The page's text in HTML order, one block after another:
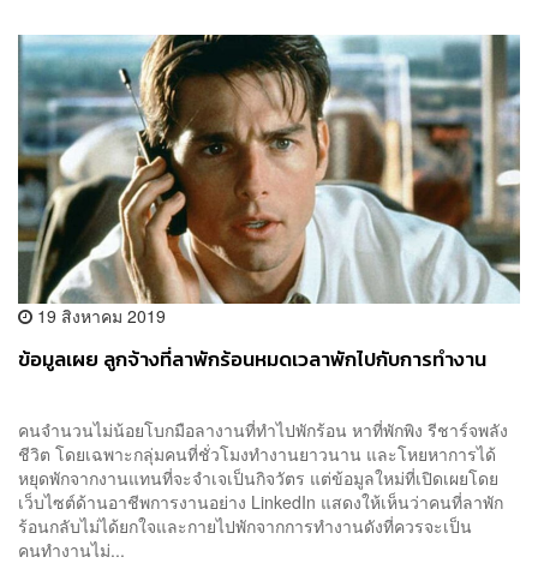
19 สิงหาคม 2019
ข้อมูลเผย ลูกจ้างที่ลาพักร้อนหมดเวลาพักไปกับการทำงาน
คนจำนวนไม่น้อยโบกมือลางานที่ทำไปพักร้อน หาที่พักพิง รีชาร์จพลัง
ชีวิต โดยเฉพาะกลุ่มคนที่ชั่วโมงทำงานยาวนาน และโหยหาการได้
หยุดพักจากงานแทนที่จะจำเจเป็นกิจวัตร แต่ข้อมูลใหม่ที่เปิดเผยโดย
เว็บไซต์ด้านอาชีพการงานอย่าง LinkedIn แสดงให้เห็นว่าคนที่ลาพัก
ร้อนกลับไม่ได้ยกใจและกายไปพักจากการทำงานดังที่ควรจะเป็น
คนทำงานไม่...